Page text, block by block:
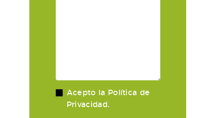
Acepto la Política de
Privacidad.